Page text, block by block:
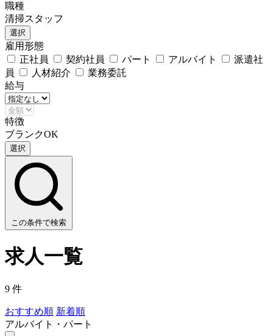
職種
清掃スタッフ
選択
雇用形態
正社員
契約社員 パート アルバイト
派遣社
員
人材紹介
業務委託
給与
特徴
ブランクOK
選択
この条件で検索
求人一覧
9 件
おすすめ順 新着順
アルバイト・パート